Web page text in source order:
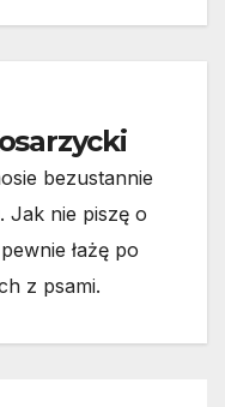
bezustannie
Jak nie piszę o
łażę po
z psami.